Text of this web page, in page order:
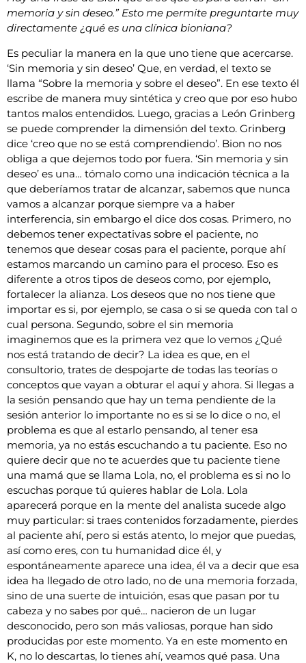
memoria y sin deseo.” Esto me permite preguntarte muy
directamente ¿qué es una clínica bioniana?
Es peculiar la manera en la que uno tiene que acercarse.
‘Sin memoria y sin deseo’ Que, en verdad, el texto se
llama “Sobre la memoria y sobre el deseo”. En ese texto él
escribe de manera muy sintética y creo que por eso hubo
tantos malos entendidos. Luego, gracias a León Grinberg
se puede comprender la dimensión del texto. Grinberg
dice ‘creo que no se está comprendiendo’. Bion no nos
obliga a que dejemos todo por fuera. ‘Sin memoria y sin
deseo’ es una… tómalo como una indicación técnica a la
que deberíamos tratar de alcanzar, sabemos que nunca
vamos a alcanzar porque siempre va a haber
interferencia, sin embargo el dice dos cosas. Primero, no
debemos tener expectativas sobre el paciente, no
tenemos que desear cosas para el paciente, porque ahí
estamos marcando un camino para el proceso. Eso es
diferente a otros tipos de deseos como, por ejemplo,
fortalecer la alianza. Los deseos que no nos tiene que
importar es si, por ejemplo, se casa o si se queda con tal o
cual persona. Segundo, sobre el sin memoria
imaginemos que es la primera vez que lo vemos ¿Qué
nos está tratando de decir? La idea es que, en el
consultorio, trates de despojarte de todas las teorías o
conceptos que vayan a obturar el aquí y ahora. Si llegas a
la sesión pensando que hay un tema pendiente de la
sesión anterior lo importante no es si se lo dice o no, el
problema es que al estarlo pensando, al tener esa
memoria, ya no estás escuchando a tu paciente. Eso no
quiere decir que no te acuerdes que tu paciente tiene
una mamá que se llama Lola, no, el problema es si no lo
escuchas porque tú quieres hablar de Lola. Lola
aparecerá porque en la mente del analista sucede algo
muy particular: si traes contenidos forzadamente, pierdes
al paciente ahí, pero si estás atento, lo mejor que puedas,
así como eres, con tu humanidad dice él, y
espontáneamente aparece una idea, él va a decir que esa
idea ha llegado de otro lado, no de una memoria forzada,
sino de una suerte de intuición, esas que pasan por tu
cabeza y no sabes por qué… nacieron de un lugar
desconocido, pero son más valiosas, porque han sido
producidas por este momento. Ya en este momento en
K, no lo descartas, lo tienes ahí, veamos qué pasa. Una